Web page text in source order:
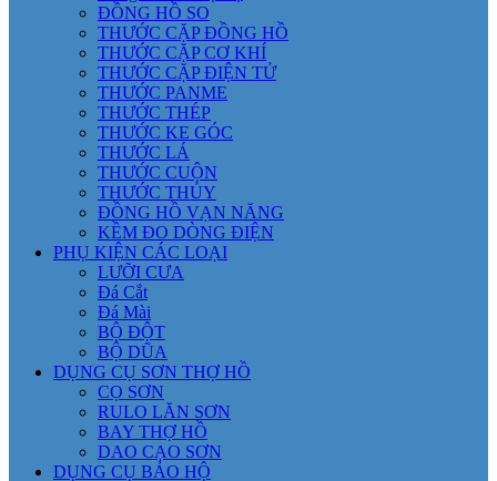
ĐỒNG HỒ SO
THƯỚC CẶP ĐỒNG HỒ
THƯỚC CẶP CƠ KHÍ
THƯỚC CẶP ĐIỆN TỬ
THƯỚC PANME
THƯỚC THÉP
THƯỚC KE GÓC
THƯỚC LÁ
THƯỚC CUỘN
THƯỚC THỦY
ĐỒNG HỒ VẠN NĂNG
KỀM ĐO DÒNG ĐIỆN
PHỤ KIỆN CÁC LOẠI
LƯỠI CƯA
Đá Cắt
Đá Mài
BỘ ĐỘT
BỘ DŨA
DỤNG CỤ SƠN THỢ HỒ
CỌ SƠN
RULO LĂN SƠN
BAY THỢ HỒ
DAO CẠO SƠN
DỤNG CỤ BẢO HỘ